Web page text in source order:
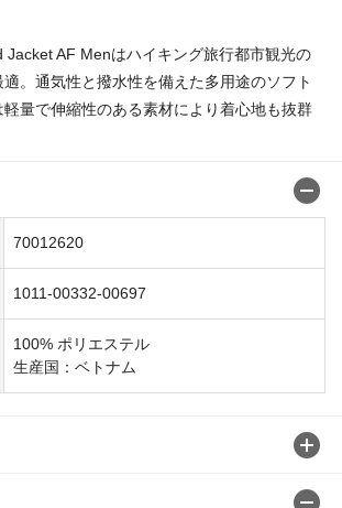
Jacket AF Menはハイキング旅行都市観光の
。通気性と撥水性を備えた多用途のソフト
量で伸縮性のある素材により着心地も抜群
70012620
1011-00332-00697
100% ポリエステル
生産国：ベトナム